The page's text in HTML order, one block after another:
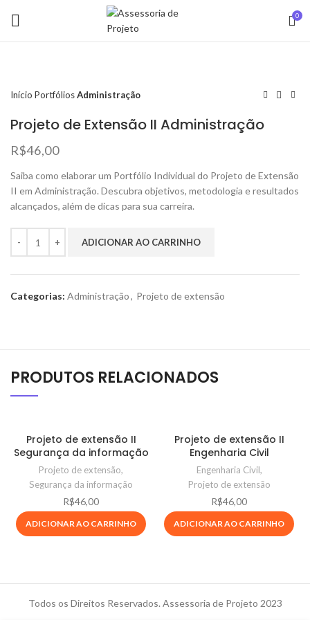
0
Início PortfóliosAdministração
Projeto de Extensão II Administração
R$46,00
Saiba como elaborar um Portfólio Individual do Projeto de Extensão
II em Administração. Descubra objetivos, metodologia e resultados
alcançados, além de dicas para sua carreira.
ADICIONAR AO CARRINHO
Categorias: Administração, Projeto de extensão
PRODUTOS RELACIONADOS
Projeto de extensão II
Segurança da informação
Projeto de extensão,
Segurança da informação
R$46,00
ADICIONAR AO CARRINHO
Projeto de extensão II
Engenharia Civil
Engenharia Civil,
Projeto de extensão
R$46,00
ADICIONAR AO CARRINHO
Todos os Direitos Reservados. Assessoria de Projeto 2023